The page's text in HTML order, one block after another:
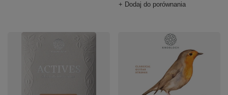
+ Dodaj do porównania